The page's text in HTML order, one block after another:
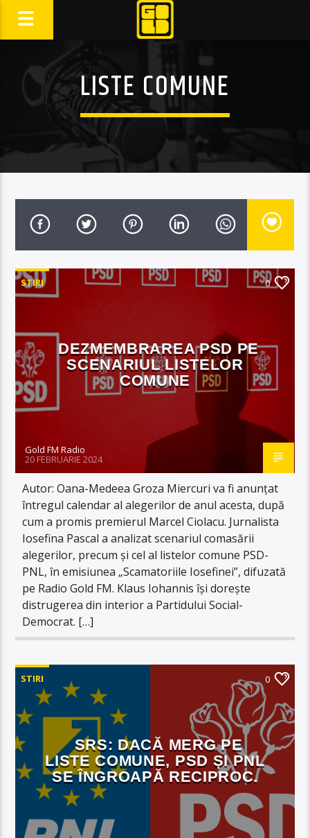
LISTE COMUNE
STIRI 0
DEZMEMBRAREA PSD PE
SCENARIUL LISTELOR
COMUNE
Gold FM Radio
20 FEBRUARIE 2024
Autor: Oana-Medeea Groza Miercuri va fi anunțat
întregul calendar al alegerilor de anul acesta, după
cum a promis premierul Marcel Ciolacu. Jurnalista
Iosefina Pascal a analizat scenariul comasării
alegerilor, precum și cel al listelor comune PSD-
PNL, în emisiunea „Scamatoriile Iosefinei”, difuzată
pe Radio Gold FM. Klaus Iohannis își dorește
distrugerea din interior a Partidului Social-
Democrat. […]
STIRI 0
SRS: DACĂ MERG PE
LISTE COMUNE, PSD ȘI PNL
SE ÎNGROAPĂ RECIPROC.